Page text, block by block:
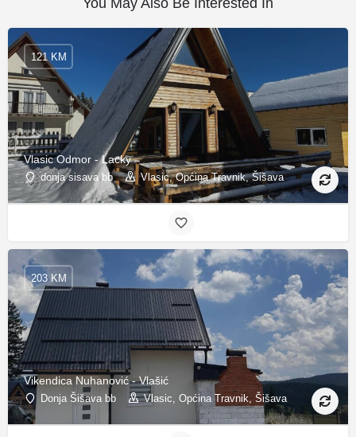
You May Also Be Interested In
Vlasic Odmor - Lacky
donja sisava bb Vlasic, Općina Travnik, Šišava
121 KM
Vikendica Nuhanović - Vlašić
Donja Šišava bb Vlasic, Općina Travnik, Šišava
203 KM